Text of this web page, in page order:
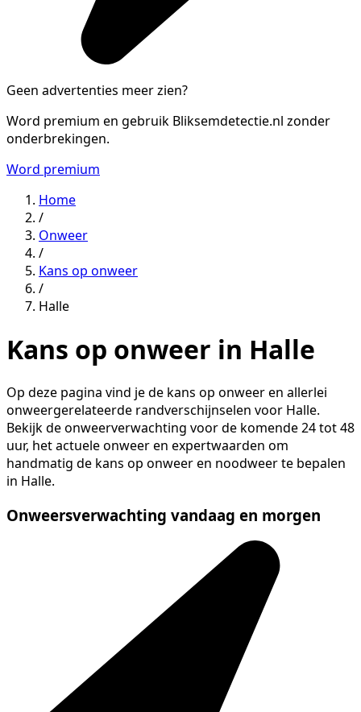
Geen advertenties meer zien?
Word premium en gebruik Bliksemdetectie.nl zonder
onderbrekingen.
Word premium
Home
/
Onweer
/
Kans op onweer
/
Halle
Kans op onweer in Halle
Op deze pagina vind je de kans op onweer en allerlei
onweergerelateerde randverschijnselen voor Halle.
Bekijk de onweerverwachting voor de komende 24 tot 48
uur, het actuele onweer en expertwaarden om
handmatig de kans op onweer en noodweer te bepalen
in Halle.
Onweersverwachting vandaag en morgen